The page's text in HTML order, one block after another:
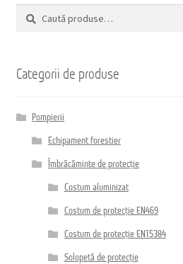
recente
Caută
după:
Caută
Categorii de produse
Pompierii
Echipament forestier
Îmbrăcăminte de protecție
Costum aluminizat
Costum de protecție EN469
Costum de protecție EN15384
Solopetă de protecție